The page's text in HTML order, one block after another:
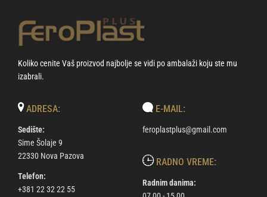
Koliko cenite Vaš proizvod najbolje se vidi po ambalaži koju ste mu
izabrali.
ADRESA:
Sedište:
Sime Šolaje 9
22330 Nova Pazova
Telefon:
+381 22 32 22 55
E-MAIL:
feroplastplus@gmail.com
RADNO VREME:
Radnim danima: